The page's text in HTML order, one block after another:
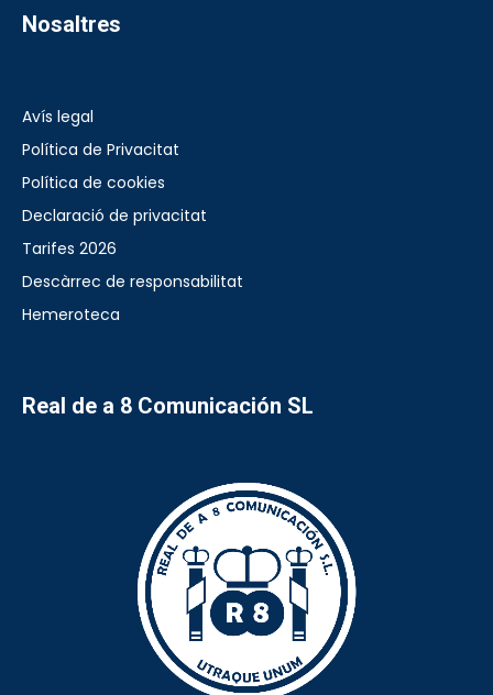
Nosaltres
Avís legal
Política de Privacitat
Política de cookies
Declaració de privacitat
Tarifes 2026
Descàrrec de responsabilitat
Hemeroteca
Real de a 8 Comunicación SL